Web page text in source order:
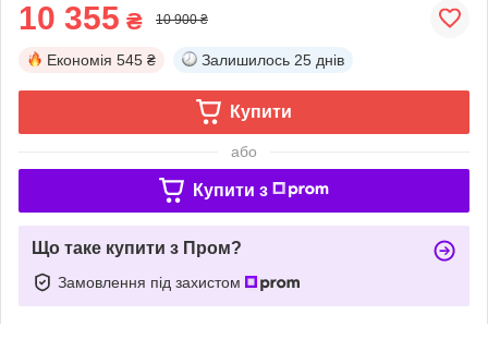
10 355 ₴ 10 900 ₴
Економія 545 ₴ Залишилось 25 днів
Купити
або
Купити з
Що таке купити з Пром?
Замовлення під захистом